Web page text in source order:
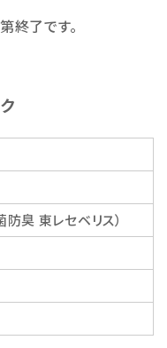
終了です。
臭 東レセベリス）